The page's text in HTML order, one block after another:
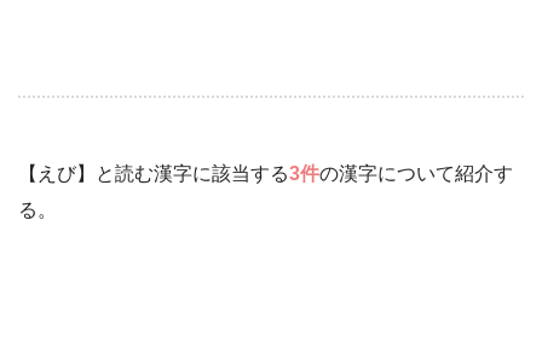
【えび】と読む漢字に該当する3件の漢字について紹介す
る。